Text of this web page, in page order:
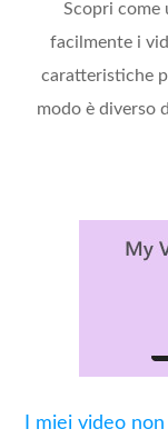
Scopri come
facilmente i
caratteristiche
modo è diverso
I miei video